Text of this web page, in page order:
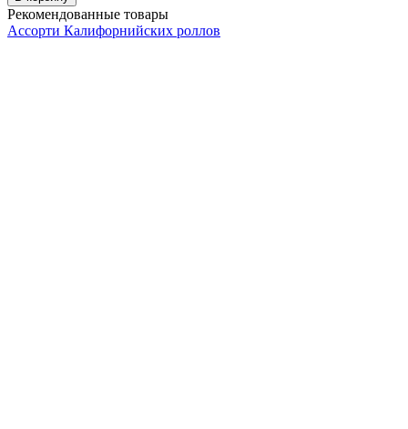
Рекомендованные товары
Ассорти Калифорнийских роллов